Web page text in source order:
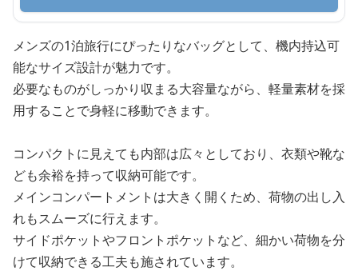
メンズの1泊旅行にぴったりなバッグとして、機内持込可
能なサイズ設計が魅力です。
必要なものがしっかり収まる大容量ながら、軽量素材を採
用することで身軽に移動できます。
コンパクトに見えても内部は広々としており、衣類や靴な
ども余裕を持って収納可能です。
メインコンパートメントは大きく開くため、荷物の出し入
れもスムーズに行えます。
サイドポケットやフロントポケットなど、細かい荷物を分
けて収納できる工夫も施されています。